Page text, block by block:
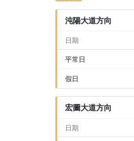
沌陽大道方向
日期
平常日
假日
宏圖大道方向
日期